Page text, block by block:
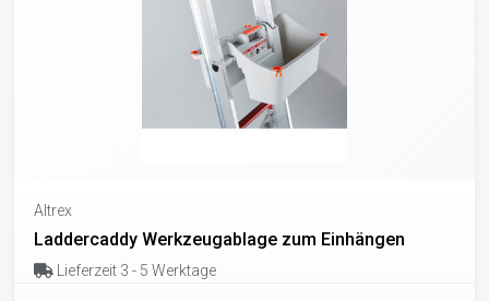
Altrex
Laddercaddy Werkzeugablage zum Einhängen
Lieferzeit 3 - 5 Werktage